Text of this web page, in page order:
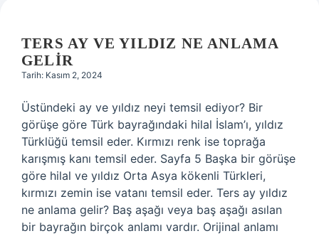
TERS AY VE YILDIZ NE ANLAMA
GELIR
Tarih: Kasım 2, 2024
Üstündeki ay ve yıldız neyi temsil ediyor? Bir
görüşe göre Türk bayrağındaki hilal İslam’ı, yıldız
Türklüğü temsil eder. Kırmızı renk ise toprağa
karışmış kanı temsil eder. Sayfa 5 Başka bir görüşe
göre hilal ve yıldız Orta Asya kökenli Türkleri,
kırmızı zemin ise vatanı temsil eder. Ters ay yıldız
ne anlama gelir? Baş aşağı veya baş aşağı asılan
bir bayrağın birçok anlamı vardır. Orijinal anlamı